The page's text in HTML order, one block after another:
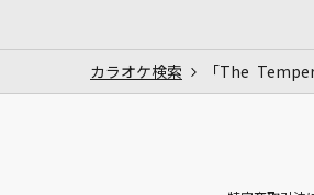
カラオケ検索 「The